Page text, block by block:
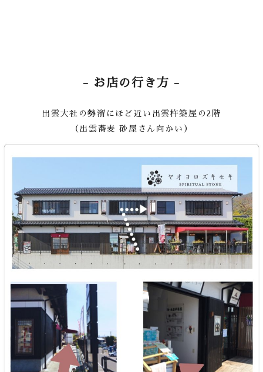
- お店の行き方 -
出雲大社の勢溜にほど近い出雲杵築屋の2階
（出雲蕎麦 砂屋さん向かい）